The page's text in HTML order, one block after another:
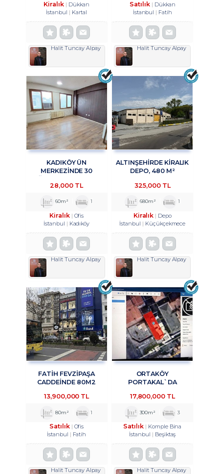
Kiralık
Dükkan
İstanbul
Kartal
Halit Tuncay Alpay
Satılık
Dükkan
İstanbul
Fatih
Halit Tuncay Alpay
KADIKÖY ÜN
MERKEZİNDE 30
OFİS&BÜRO
KİRALIK TROYKADAN
28,000 TL
60m² 1
Kiralık
Ofis
İstanbul
Kadıköy
Halit Tuncay Alpay
ALTINŞEHIRDE KIRALIK
DEPO, 480 M²
TROYKADAN
325,000 TL
680m² 1
Kiralık
Depo
İstanbul
Küçükçekmece
Halit Tuncay Alpay
FATİH FEVZİPAŞA
CADDEİNDE 80M2
TROYKADAN
13,900,000 TL
80m² 1
Satılık
Ofis
İstanbul
Fatih
Halit Tuncay Alpay
ORTAKÖY
PORTAKAL`DA
KOMPLE BINADA 4/1
17,800,000 TL
300m² 3
Satılık
Komple Bina
İstanbul
Beşiktaş
Halit Tuncay Alpay